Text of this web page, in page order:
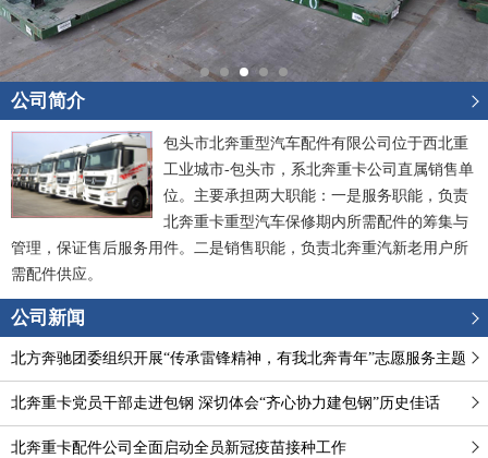
公司简介
包头市北奔重型汽车配件有限公司位于西北重
工业城市-包头市，系北奔重卡公司直属销售单
位。主要承担两大职能：一是服务职能，负责
北奔重卡重型汽车保修期内所需配件的筹集与
管理，保证售后服务用件。二是销售职能，负责北奔重汽新老用户所
需配件供应。
公司新闻
北方奔驰团委组织开展“传承雷锋精神，有我北奔青年”志愿服务主题
团日系列活动
北奔重卡党员干部走进包钢 深切体会“齐心协力建包钢”历史佳话
北奔重卡配件公司全面启动全员新冠疫苗接种工作